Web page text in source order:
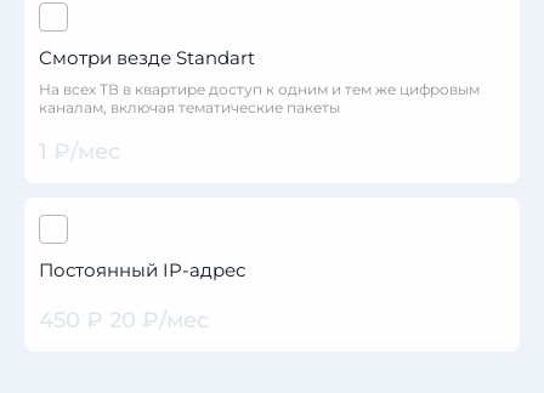
Смотри везде Standart
На всех ТВ в квартире доступ к одним и тем же цифровым
каналам, включая тематические пакеты
1 ₽/мес
Постоянный IP-адрес
450 ₽ 20 ₽/мес